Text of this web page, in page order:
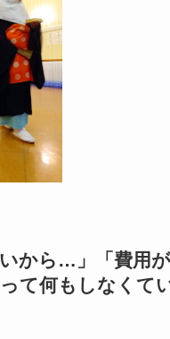
いから…」「費用
て何もしなくて